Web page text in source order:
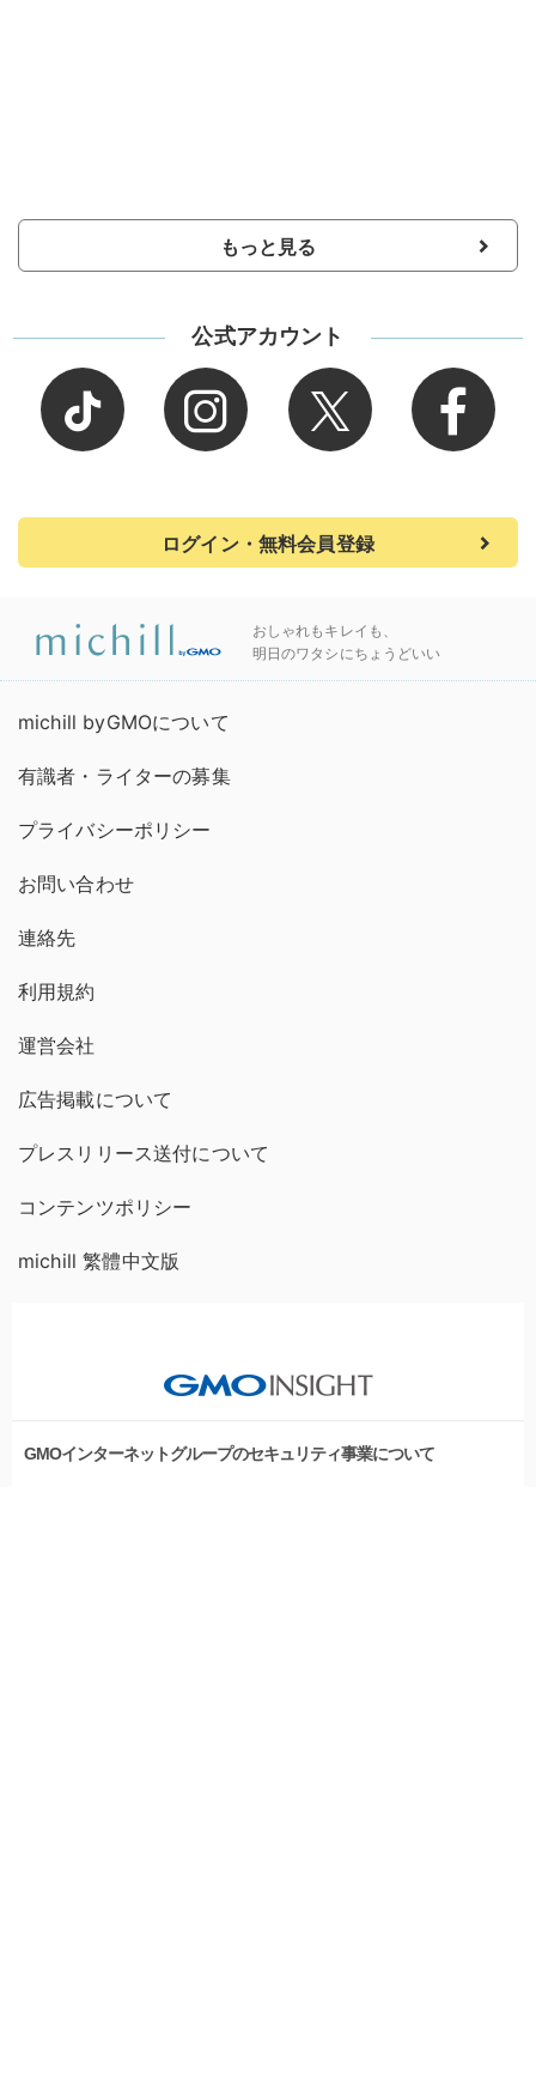
もっと見る
公式アカウント
ログイン・無料会員登録
おしゃれもキレイも、
明日のワタシにちょうどいい
michill byGMOについて
有識者・ライターの募集
プライバシーポリシー
お問い合わせ
連絡先
利用規約
運営会社
広告掲載について
プレスリリース送付について
コンテンツポリシー
michill 繁體中文版
GMOインターネットグループのセキュリティ事業について